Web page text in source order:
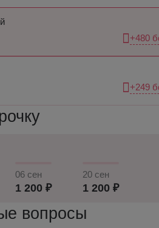
+480
+249
06 сен
1 200 ₽
20 сен
1 200 ₽
вопросы